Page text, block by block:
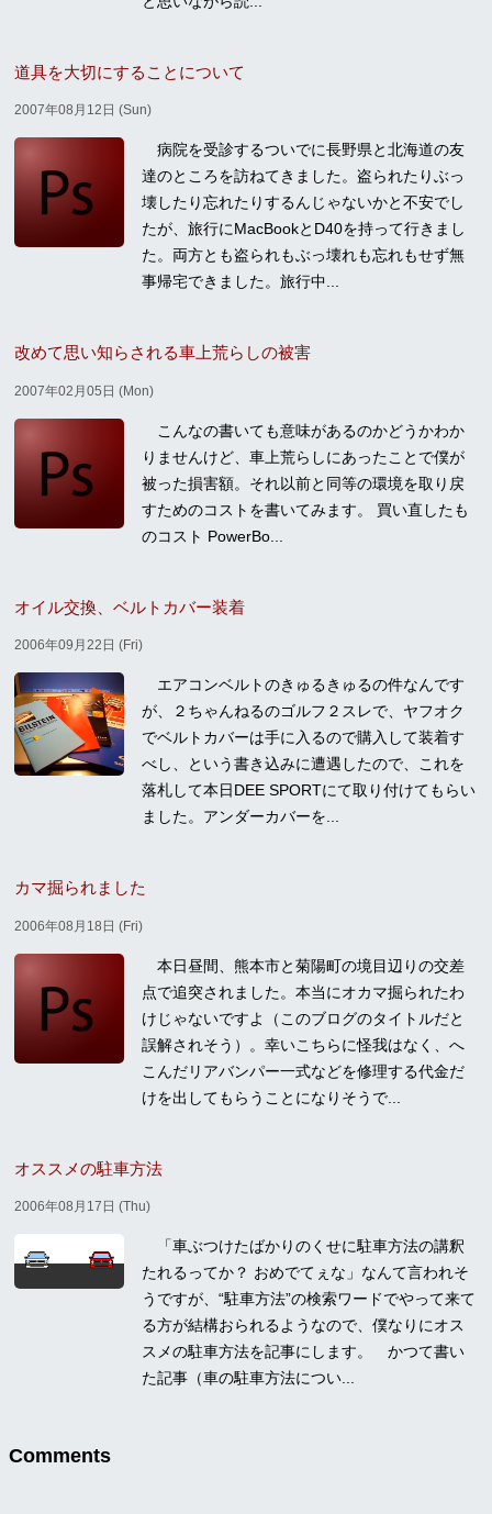
道具を大切にすることについて
2007年08月12日 (Sun)
病院を受診するついでに長野県と北海道の友
達のところを訪ねてきました。盗られたりぶっ
壊したり忘れたりするんじゃないかと不安でし
たが、旅行にMacBookとD40を持って行きまし
た。両方とも盗られもぶっ壊れも忘れもせず無
事帰宅できました。旅行中...
改めて思い知らされる車上荒らしの被害
2007年02月05日 (Mon)
こんなの書いても意味があるのかどうかわか
りませんけど、車上荒らしにあったことで僕が
被った損害額。それ以前と同等の環境を取り戻
すためのコストを書いてみます。 買い直したも
のコスト PowerBo...
オイル交換、ベルトカバー装着
2006年09月22日 (Fri)
エアコンベルトのきゅるきゅるの件なんです
が、２ちゃんねるのゴルフ２スレで、ヤフオク
でベルトカバーは手に入るので購入して装着す
べし、という書き込みに遭遇したので、これを
落札して本日DEE SPORTにて取り付けてもらい
ました。アンダーカバーを...
カマ掘られました
2006年08月18日 (Fri)
本日昼間、熊本市と菊陽町の境目辺りの交差
点で追突されました。本当にオカマ掘られたわ
けじゃないですよ（このブログのタイトルだと
誤解されそう）。幸いこちらに怪我はなく、へ
こんだリアバンパー一式などを修理する代金だ
けを出してもらうことになりそうで...
オススメの駐車方法
2006年08月17日 (Thu)
「車ぶつけたばかりのくせに駐車方法の講釈
たれるってか？ おめでてぇな」なんて言われそ
うですが、“駐車方法”の検索ワードでやって来て
る方が結構おられるようなので、僕なりにオス
スメの駐車方法を記事にします。 かつて書い
た記事（車の駐車方法につい...
Comments